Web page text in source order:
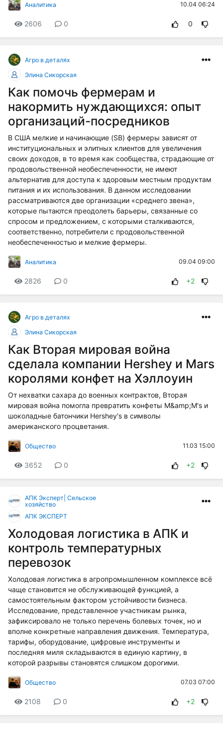
Аналитика 10.04 06:24
2606 0 0
Агро в деталях
Элина Сикорская
Как помочь фермерам и
накормить нуждающихся: опыт
организаций-посредников
В США мелкие и начинающие (SB) фермеры зависят от
институциональных и элитных клиентов для увеличения
своих доходов, в то время как сообщества, страдающие от
продовольственной необеспеченности, не имеют
альтернатив для доступа к здоровым местным продуктам
питания и их использования. В данном исследовании
рассматриваются две организации «среднего звена»,
которые пытаются преодолеть барьеры, связанные со
спросом и предложением, с которыми сталкиваются,
соответственно, потребители с продовольственной
необеспеченностью и мелкие фермеры.
Аналитика 09.04 09:00
2826 0 +2
Агро в деталях
Элина Сикорская
Как Вторая мировая война
сделала компании Hershey и Mars
королями конфет на Хэллоуин
От нехватки сахара до военных контрактов, Вторая
мировая война помогла превратить конфеты M&amp;M's и
шоколадные батончики Hershey's в символы
американского процветания.
Общество 11.03 15:00
3652 0 +2
АПК Эксперт| Сельское
хозяйство
АПК ЭКСПЕРТ
Холодовая логистика в АПК и
контроль температурных
перевозок
Холодовая логистика в агропромышленном комплексе всё
чаще становится не обслуживающей функцией, а
самостоятельным фактором устойчивости бизнеса.
Исследование, представленное участникам рынка,
зафиксировало не только перечень болевых точек, но и
вполне конкретные направления движения. Температура,
тарифы, оборудование, цифровые инструменты и
последняя миля складываются в единую картину, в
которой разрывы становятся слишком дорогими.
Общество 07.03 07:00
2108 0 +2